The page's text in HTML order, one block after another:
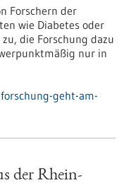
Forschern der
wie Diabetes oder
die Forschung dazu
nur in
geht-am-
der Rhein-